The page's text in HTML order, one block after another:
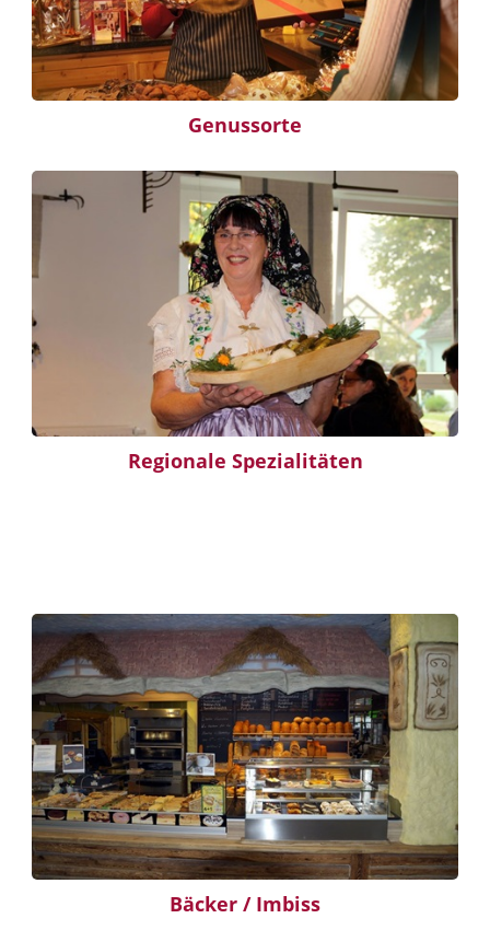
Genussorte
Regionale Spezialitäten
Bäcker / Imbiss